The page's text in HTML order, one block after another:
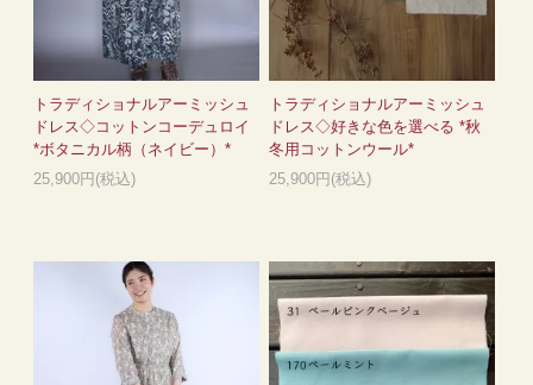
トラディショナルアーミッシュ
ドレス◇コットンコーデュロイ
*ボタニカル柄（ネイビー）*
25,900円(税込)
トラディショナルアーミッシュ
ドレス◇好きな色を選べる *秋
冬用コットンウール*
25,900円(税込)